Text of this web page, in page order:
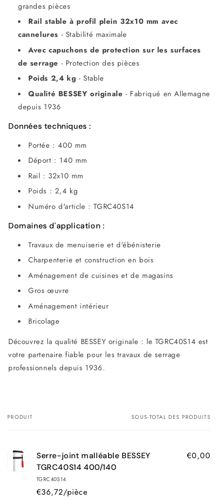
grandes pièces
Rail stable à profil plein 32x10 mm avec
cannelures - Stabilité maximale
Avec capuchons de protection sur les surfaces
de serrage - Protection des pièces
Poids 2,4 kg - Stable
Qualité BESSEY originale - Fabriqué en Allemagne
depuis 1936
Données techniques :
Portée : 400 mm
Déport : 140 mm
Rail : 32x10 mm
Poids : 2,4 kg
Numéro d'article : TGRC40S14
Domaines d'application :
Travaux de menuiserie et d'ébénisterie
Charpenterie et construction en bois
Aménagement de cuisines et de magasins
Gros œuvre
Aménagement intérieur
Bricolage
Découvrez la qualité BESSEY originale : le TGRC40S14 est
votre partenaire fiable pour les travaux de serrage
professionnels depuis 1936.
Votre
PRODUIT SOUS-TOTAL DES PRODUITS
Serre-joint malléable BESSEY
TGRC40S14 400/140
TGRC40S14
€36,72/pièce
€0,00